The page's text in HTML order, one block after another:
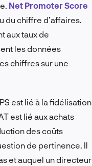
Net Promoter Score
du chiffre d’affaires.
aux taux de
les données
chiffres sur une
est lié à la fidélisation
est lié aux achats
des coûts
de pertinence. Il
et auquel un directeur